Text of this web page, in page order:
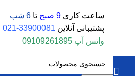
ساعت کاری 9 صبح تا 6 شب
پشتیبانی آنلاین 33900081-021
واتس آپ 09109261895